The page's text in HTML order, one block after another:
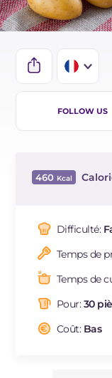
IT
DE
NL
FOLLOW US
460
Dont sucres
Protéine
Graisses
Fibre
Cholestérol
Difficulté:
Temps de
Temps de
Pour:30
Coût: Bas